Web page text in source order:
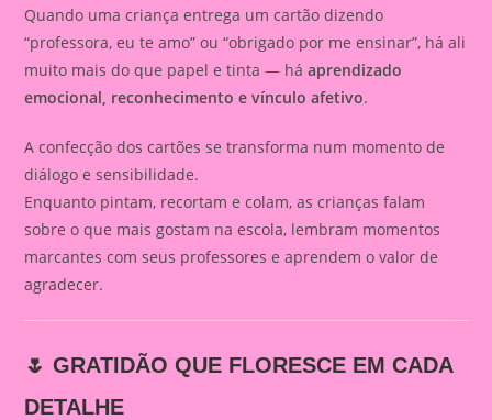
Quando uma criança entrega um cartão dizendo
“professora, eu te amo” ou “obrigado por me ensinar”, há ali
muito mais do que papel e tinta — háaprendizado
emocional, reconhecimento e vínculo afetivo.
A confecção dos cartões se transforma num momento de
diálogo e sensibilidade.
Enquanto pintam, recortam e colam, as crianças falam
sobre o que mais gostam na escola, lembram momentos
marcantes com seus professores e aprendem o valor de
agradecer.
🌷 GRATIDÃO QUE FLORESCE EM CADA
DETALHE